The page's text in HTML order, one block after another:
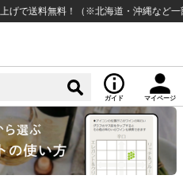
無料！（※北海道・沖縄など一部例外
ガイド マイページ